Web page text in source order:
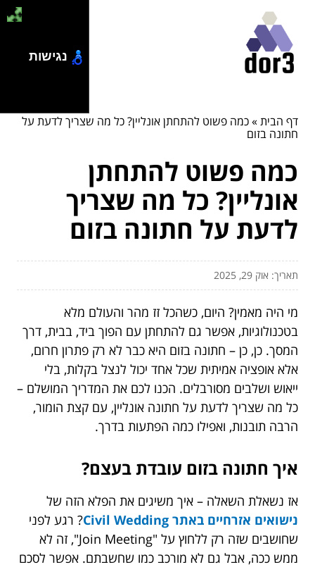
דף הבית»כמה פשוט להתחתן אונליין? כל מה שצריך לדעת על
חתונה בזום
כמה פשוט להתחתן
אונליין? כל מה שצריך
לדעת על חתונה בזום
תאריך: אוק 29, 2025
מי היה מאמין? היום, כשהכל זז מהר והעולם מלא
בטכנולוגיות, אפשר גם להתחתן עם הפוך ביד, בבית, דרך
המסך. כן, כן – חתונה בזום היא כבר לא רק פתרון חרום,
אלא אופציה אמיתית שכל אחד יכול לנצל בקלות, בלי
ייאוש ושלבים מסורבלים. הכנו לכם את המדריך המושלם –
כל מה שצריך לדעת על חתונה אונליין, עם קצת הומור,
הרבה תובנות, ואפילו כמה הפתעות בדרך.
איך חתונה בזום עובדת בעצם?
אז נשאלת השאלה – איך משיגים את הפלא הזה של
נישואים אזרחיים באתר Civil Wedding
? רגע לפני
שחושבים שזה רק ללחוץ על "Join Meeting", זה לא
ממש ככה, אבל גם לא מורכב כמו שחשבתם. אפשר לסכם
נגישות